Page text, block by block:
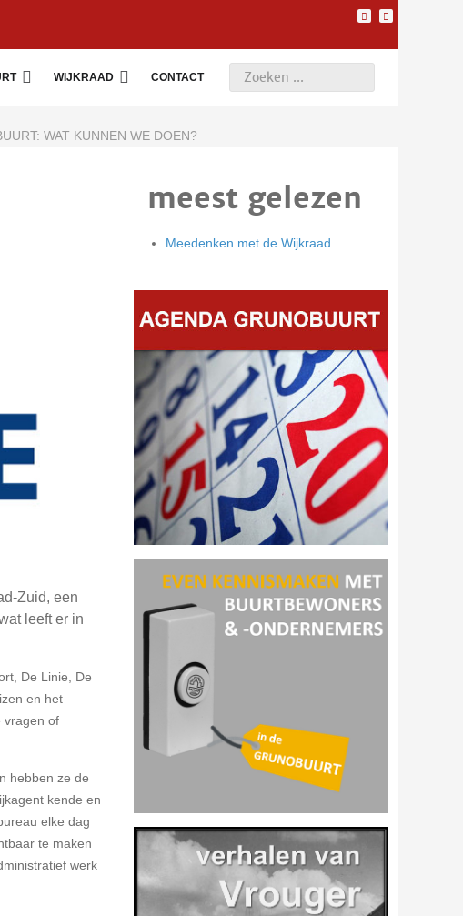
WIJKRAAD CONTACT
WAT KUNNEN WE DOEN?
Zuid, een
leeft er in
De Linie, De
en het
vragen of
hebben ze de
kende en
elke dag
te maken
werk
meest gelezen
Meedenken met de Wijkraad